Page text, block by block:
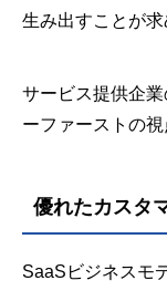
生み出すことが求
サービス提供企
ーファーストの
優れたカスタ
SaaSビジネスモ